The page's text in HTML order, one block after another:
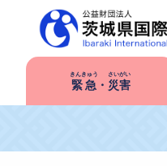
緊急
きんきゅう
・ 災害
さいがい